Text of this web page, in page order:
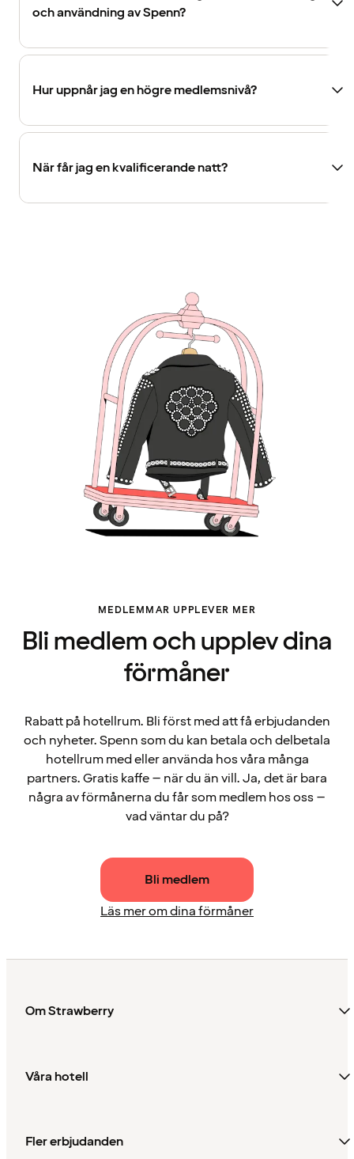
och användning av Spenn?
Hur uppnår jag en högre medlemsnivå?
När får jag en kvalificerande natt?
MEDLEMMAR UPPLEVER MER
Bli medlem och upplev dina
förmåner
Rabatt på hotellrum. Bli först med att få erbjudanden
och nyheter. Spenn som du kan betala och delbetala
hotellrum med eller använda hos våra många
partners. Gratis kaffe – när du än vill. Ja, det är bara
några av förmånerna du får som medlem hos oss –
vad väntar du på?
Bli medlem
Läs mer om dina förmåner
Om Strawberry
Våra hotell
Fler erbjudanden